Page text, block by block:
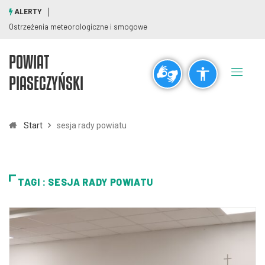
visibility_off title
Pomniejsz
ALERTY
Ostrzeżenia meteorologiczne i smogowe
POWIAT
PIASECZYŃSKI
Start sesja rady powiatu
TAGI : SESJA RADY POWIATU